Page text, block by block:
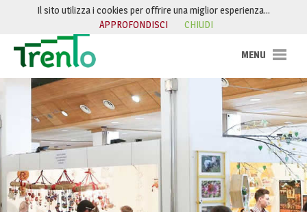
Salta al contenuto
Il sito utilizza i cookies per offrire una miglior esperienza…
APPROFONDISCI
CHIUDI